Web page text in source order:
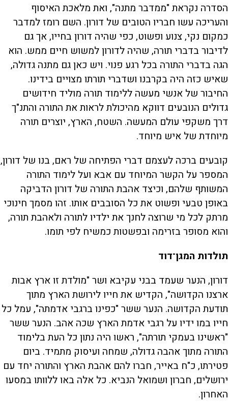
הסדרה נקראת "ממדבר מתנה", ואת מלאכת האיסוף
והעריכה עשו חבריו הטובים של דורון. השם רומז למדבר
כמקום נקי, צנוע ופשוט, כפי שהיה דורון בחייו, אך גם
לדיבור בדברי תורה, שהיה לדורון למשוש חיים ממש. הוא
הגה בדברי התורה בכל רגע פנוי. ויש כאן גם מתנה גדולה,
שאיש כזה היה בקרבנו ושדברי תורתו מצויים בידינו.
החיבור של אנשי מעשה ללימוד תורה מוליד חידושים
גדולים הנובעים דווקא מהיכולת לראות את התורה והתנ"ך
דרך משקפי עולם המעשה. השטח, הארץ, יוצרים תורה
מיוחדת של איש מיוחד.
קובעים ברכה לעצמם דברי הפתיחה של ראם, בנו של דורון,
המספר על הקשר המיוחד עם אבא ועל לימוד התורה
המשותף שלהם, וכיצד אהבת התורה של דורון הדביקה
באופן טבעי ופשוט את כל הסובבים אותו. זהו מסמך חינוכי
מרתק לכל מי שרוצה לחנך את ילדיו לתורה ולאהבת תורה,
והוא מסופר בזרימה ובפשטות כמשיח לפי תומו.
תולדות המגן־דוד
דורון, הנער שעמד בבני עקיבא ושר "מולדת זו ארץ אבות
ארצנו הקדושה", הקדיש את חייו לירושת הארץ מתוך
תודעת הקדושה. הנער ששר "כפינו ברגבי אדמתה", עמל כל
חייו במו ידיו על רגבי אדמת הארץ שכה אהב. הנער ששר
"ראשינו בעמקי תורתה", ראשו היה נתון כל העת בלימוד
התורה מתוך אהבה גדולה, שמחה ועיסוק מתמיד. ביום
פטירתו, כ"ח באייר, חברו להם אהבת הארץ והתורה יחד עם
ירושלים, חברון ושמואל הנביא. כל אלה באו ללוותו במסעו
האחרון.